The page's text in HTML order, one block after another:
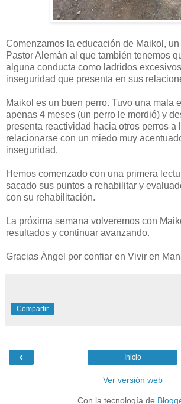
Comenzamos la educación de Maikol,
Pastor Alemán al que también tenemos
alguna conducta como ladridos
inseguridad que presenta en sus
Maikol es un buen perro. Tuvo una mala
apenas 4 meses (un perro le mordió) y
presenta reactividad hacia otros perros a
relacionarse con un miedo muy
inseguridad.
Hemos comenzado con una primera
sacado sus puntos a rehabilitar y
con su rehabilitación.
La próxima semana volveremos con
resultados y continuar avanzando.
Gracias Ángel por confiar en Vivir en
Compartir
‹ Inicio
Ver versión web
Con la tecnología de